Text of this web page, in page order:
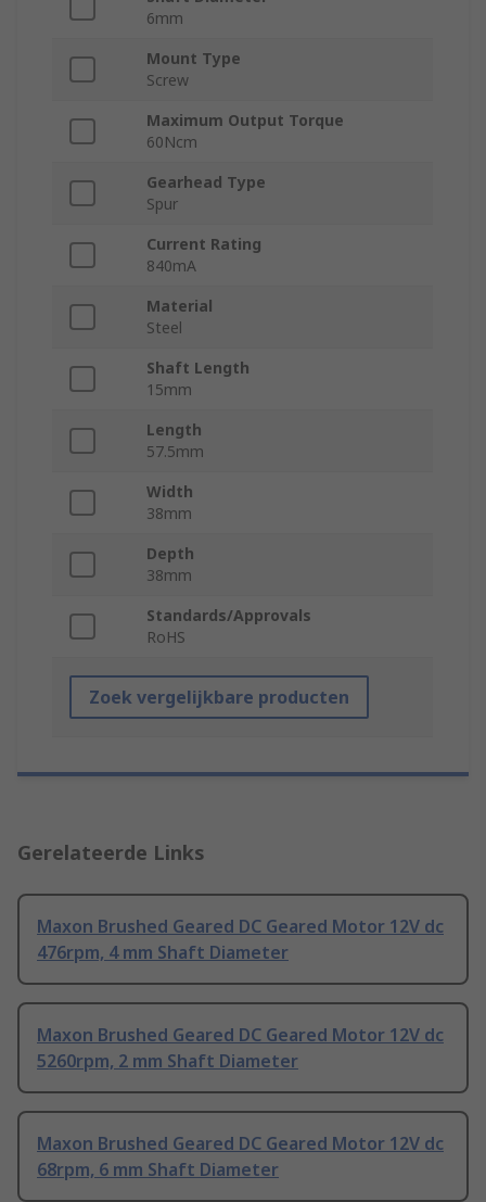
6mm
Mount Type
Screw
Maximum Output Torque
60Ncm
Gearhead Type
Spur
Current Rating
840mA
Material
Steel
Shaft Length
15mm
Length
57.5mm
Width
38mm
Depth
38mm
Standards/Approvals
RoHS
Zoek vergelijkbare producten
Gerelateerde Links
Maxon Brushed Geared DC Geared Motor 12V dc
476rpm, 4 mm Shaft Diameter
Maxon Brushed Geared DC Geared Motor 12V dc
5260rpm, 2 mm Shaft Diameter
Maxon Brushed Geared DC Geared Motor 12V dc
68rpm, 6 mm Shaft Diameter